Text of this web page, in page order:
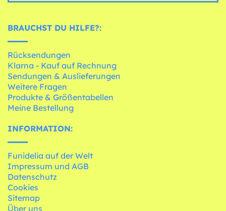
BRAUCHST DU HILFE?:
Rücksendungen
Klarna - Kauf auf Rechnung
Sendungen & Auslieferungen
Weitere Fragen
Produkte & Größentabellen
Meine Bestellung
INFORMATION:
Funidelia auf der Welt
Impressum und AGB
Datenschutz
Cookies
Sitemap
Über uns